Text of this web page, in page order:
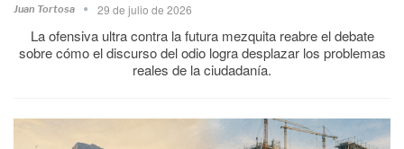
Juan Tortosa 29 de julio de 2026
La ofensiva ultra contra la futura mezquita reabre el debate
sobre cómo el discurso del odio logra desplazar los problemas
reales de la ciudadanía.